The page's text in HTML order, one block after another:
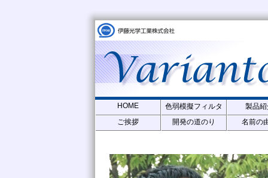
HOME 色弱模擬フィルタ
製品
ご挨拶
開発の道のり 名前の